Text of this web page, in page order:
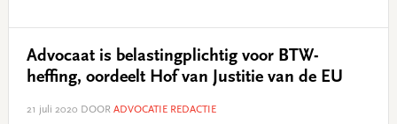
Advocaat is belastingplichtig voor BTW-
heffing, oordeelt Hof van Justitie van de EU
21 juli 2020 DOOR ADVOCATIE REDACTIE